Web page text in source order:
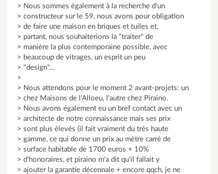
> Nous sommes également à la recherche d'un
> constructeur sur le 59, nous avons pour obligation
> de faire une maison en briques et tuiles et,
> partant, nous souhaiterions la "traiter" de
> manière la plus contemporaine possible, avec
> beaucoup de vitrages, un esprit un peu
> "design"...
>
> Nous attendons pour le moment 2 avant-projets: un
> chez Maisons de l'Alloeu, l'autre chez Piraino.
> Nous avons également eu un bref contact avec un
> architecte de notre connaissance mais ses prix
> sont plus élevés (il fait vraiment du très haute
> gamme, ce qui donne un prix au mètre carré de
> surface habitable de 1700 euros + 10%
> d'honoraires, et piraino m'a dit qu'il fallait y
> ajouter la garantie décennale + encore qqch, je ne